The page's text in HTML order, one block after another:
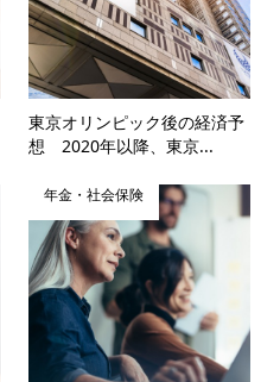
東京オリンピック後の経済予
想 2020年以降、東京...
年金・社会保険